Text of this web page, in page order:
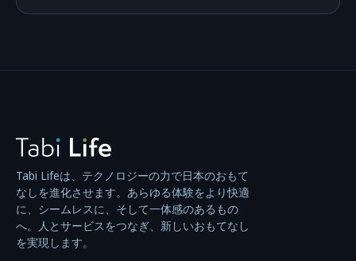
Tabi Lifeは、テクノロジーの力で日本のおもて
なしを進化させます。あらゆる体験をより快適
に、シームレスに、そして一体感のあるもの
へ。人とサービスをつなぎ、新しいおもてなし
を実現します。